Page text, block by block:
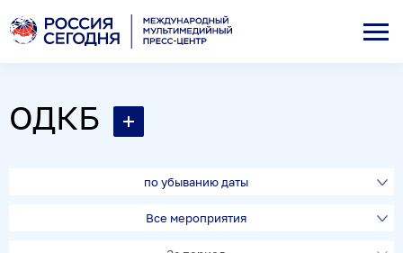
ОДКБ
по убыванию даты
Все мероприятия